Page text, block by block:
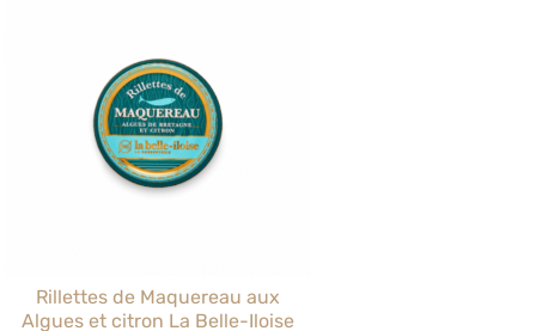
Rillettes de Maquereau aux
Algues et citron La Belle-Iloise